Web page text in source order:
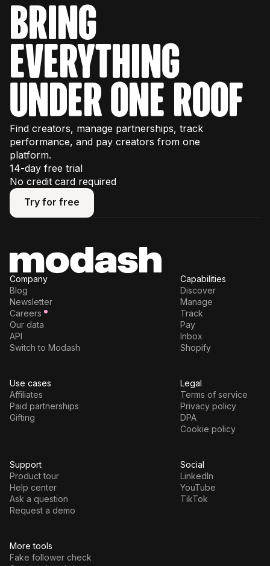
bring
everything
under one roof
Find creators, manage partnerships, track
performance, and pay creators from one
platform.
14-day free trial
No credit card required
Try for free
Try for free
More tools
Fake follower check
Company
Blog
Newsletter
Careers
Our data
API
Switch to Modash
Capabilities
Discover
Manage
Track
Pay
Inbox
Shopify
Use cases
Affiliates
Paid partnerships
Gifting
Legal
Terms of service
Privacy policy
DPA
Cookie policy
Support
Product tour
Help center
Ask a question
Request a demo
Social
LinkedIn
YouTube
TikTok